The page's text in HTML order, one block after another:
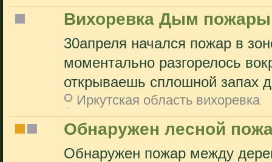
Вихоревка Дым пожары
30апреля начался пожар в
моментально разгорелось
открываешь сплошной запах
Иркутская область вихоревка
Обнаружен лесной
Обнаружен пожар между